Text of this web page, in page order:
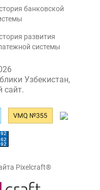
банковской
развития
системы
Узбекистан,
сайт.
Pixelcraft®